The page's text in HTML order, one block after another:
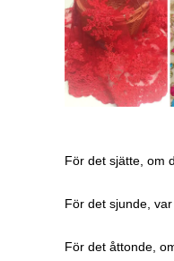
För det sjätte, om
För det sjunde,
För det åttonde,